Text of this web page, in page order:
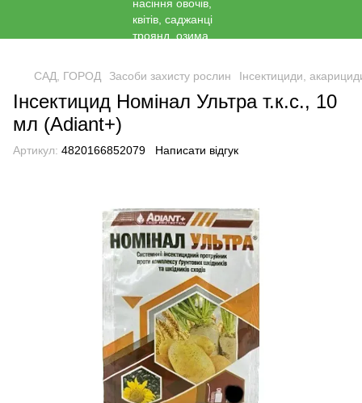
САД, ГОРОД Засоби захисту рослин Інсектициди,
Інсектицид Номінал Ультра т.к.с., 10
мл (Adiant+)
Артикул: 4820166852079 Написати відгук